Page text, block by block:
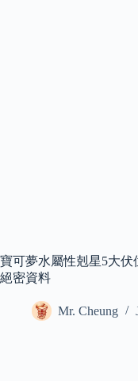
寶可夢水屬性剋星5大伏
絕密資料
Mr. Cheung